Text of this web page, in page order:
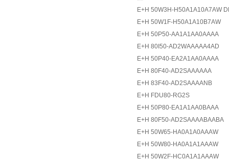
E+H 50W3H-H50A1A10A7AW
E+H 50W1F-H50A1A10B7AW
E+H 50P50-AA1A1AA0AAAA
E+H 80I50-AD2WAAAAA4AD
E+H 50P40-EA2A1AA0AAAA
E+H 80F40-AD2SAAAAAA
E+H 83F40-AD2SAAAANB
E+H FDU80-RG2S
E+H 50P80-EA1A1AA0BAAA
E+H 80F50-AD2SAAAABAABA
E+H 50W65-HA0A1A0AAAW
E+H 50W80-HA0A1A1AAAW
E+H 50W2F-HC0A1A1AAAW